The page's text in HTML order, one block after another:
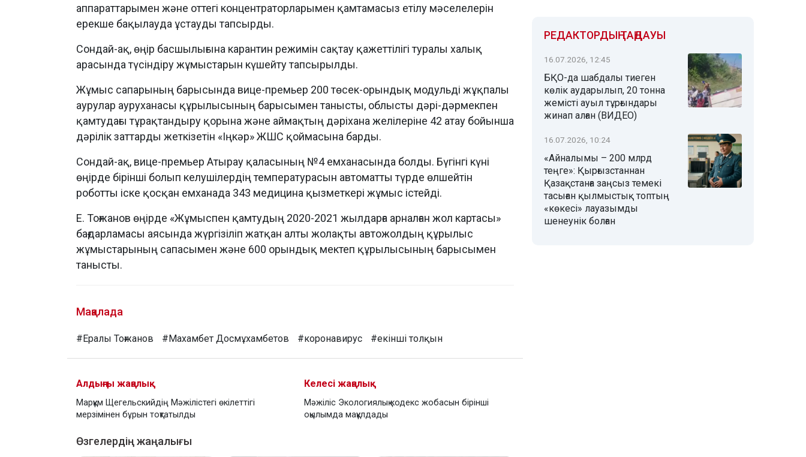
аппараттарымен және оттегі концентраторларымен қамтамасыз етілу мәселелерін
ерекше бақылауда ұстауды тапсырды.
Сондай-ақ, өңір басшылығына карантин режимін сақтау қажеттілігі туралы халық
арасында түсіндіру жұмыстарын күшейту тапсырылды.
Жұмыс сапарының барысында вице-премьер 200 төсек-орындық модульді жұқпалы
аурулар ауруханасы құрылысының барысымен танысты, облысты дәрі-дәрмекпен
қамтудағы тұрақтандыру қорына және аймақтың дәріхана желілеріне 42 атау бойынша
дәрілік заттарды жеткізетін «Іңкәр» ЖШС қоймасына барды.
Сондай-ақ, вице-премьер Атырау қаласының №4 емханасында болды. Бүгінгі күні
өңірде бірінші болып келушілердің температурасын автоматты түрде өлшейтін
роботты іске қосқан емханада 343 медицина қызметкері жұмыс істейді.
Е. Тоғжанов өңірде «Жұмыспен қамтудың 2020-2021 жылдарға арналған жол картасы»
бағдарламасы аясында жүргізіліп жатқан алты жолақты автожолдың құрылыс
жұмыстарының сапасымен және 600 орындық мектеп құрылысының барысымен
танысты.
Мақалада
#Ералы Тоғжанов #Махамбет Досмұхамбетов #коронавирус #екінші толқын
Алдыңғы жаңалық
Марқұм Щегельскийдің Мәжілістегі өкілеттігі
мерзімінен бұрын тоқтатылды
Келесі жаңалық
Мәжіліс Экологиялық кодекс жобасын бірінші
оқылымда мақұлдады
РЕДАКТОРДЫҢ ТАҢДАУЫ
16.07.2026, 12:45
БҚО-да шабдалы тиеген
көлік аударылып, 20 тонна
жемісті ауыл тұрғындары
жинап алған (ВИДЕО)
16.07.2026, 10:24
«Айналымы – 200 млрд
теңге»: Қырғызстаннан
Қазақстанға заңсыз темекі
тасыған қылмыстық топтың
«көкесі» лауазымды
шенеунік болған